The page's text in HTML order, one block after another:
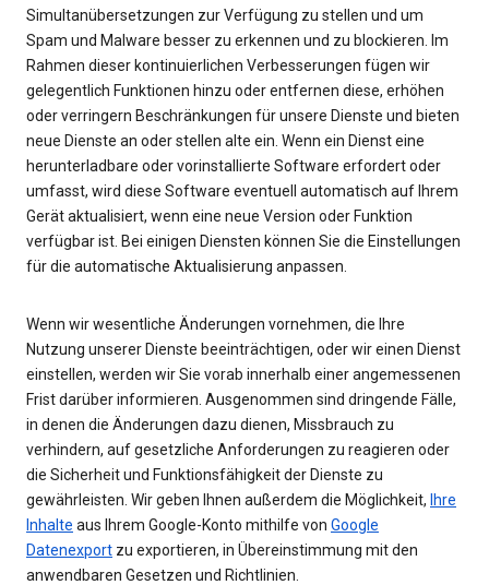
Simultanübersetzungen zur Verfügung zu stellen und um
Spam und Malware besser zu erkennen und zu blockieren. Im
Rahmen dieser kontinuierlichen Verbesserungen fügen wir
gelegentlich Funktionen hinzu oder entfernen diese, erhöhen
oder verringern Beschränkungen für unsere Dienste und bieten
neue Dienste an oder stellen alte ein. Wenn ein Dienst eine
herunterladbare oder vorinstallierte Software erfordert oder
umfasst, wird diese Software eventuell automatisch auf Ihrem
Gerät aktualisiert, wenn eine neue Version oder Funktion
verfügbar ist. Bei einigen Diensten können Sie die Einstellungen
für die automatische Aktualisierung anpassen.
Wenn wir wesentliche Änderungen vornehmen, die Ihre
Nutzung unserer Dienste beeinträchtigen, oder wir einen Dienst
einstellen, werden wir Sie vorab innerhalb einer angemessenen
Frist darüber informieren. Ausgenommen sind dringende Fälle,
in denen die Änderungen dazu dienen, Missbrauch zu
verhindern, auf gesetzliche Anforderungen zu reagieren oder
die Sicherheit und Funktionsfähigkeit der Dienste zu
gewährleisten. Wir geben Ihnen außerdem die Möglichkeit, Ihre
Inhalte aus Ihrem Google-Konto mithilfe von Google
Datenexport zu exportieren, in Übereinstimmung mit den
anwendbaren Gesetzen und Richtlinien.